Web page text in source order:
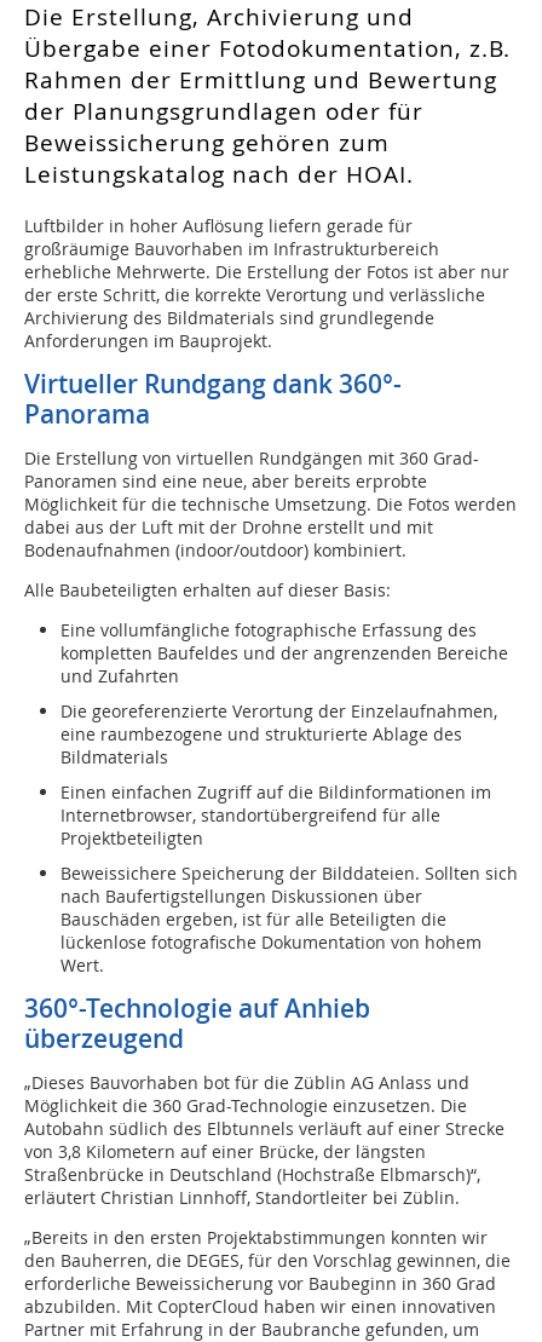
Die Erstellung, Archivierung und
Übergabe einer Fotodokumentation, z.B.
Rahmen der Ermittlung und Bewertung
der Planungsgrundlagen oder für
Beweissicherung gehören zum
Leistungskatalog nach der HOAI.
Luftbilder in hoher Auflösung liefern gerade für
großräumige Bauvorhaben im Infrastrukturbereich
erhebliche Mehrwerte. Die Erstellung der Fotos ist aber nur
der erste Schritt, die korrekte Verortung und verlässliche
Archivierung des Bildmaterials sind grundlegende
Anforderungen im Bauprojekt.
Virtueller Rundgang dank 360°-
Panorama
Die Erstellung von virtuellen Rundgängen mit 360 Grad-
Panoramen sind eine neue, aber bereits erprobte
Möglichkeit für die technische Umsetzung. Die Fotos werden
dabei aus der Luft mit der Drohne erstellt und mit
Bodenaufnahmen (indoor/outdoor) kombiniert.
Alle Baubeteiligten erhalten auf dieser Basis:
Eine vollumfängliche fotographische Erfassung des
kompletten Baufeldes und der angrenzenden Bereiche
und Zufahrten
Die georeferenzierte Verortung der Einzelaufnahmen,
eine raumbezogene und strukturierte Ablage des
Bildmaterials
Einen einfachen Zugriff auf die Bildinformationen im
Internetbrowser, standortübergreifend für alle
Projektbeteiligten
Beweissichere Speicherung der Bilddateien. Sollten sich
nach Baufertigstellungen Diskussionen über
Bauschäden ergeben, ist für alle Beteiligten die
lückenlose fotografische Dokumentation von hohem
Wert.
360°-Technologie auf Anhieb
überzeugend
„Dieses Bauvorhaben bot für die Züblin AG Anlass und
Möglichkeit die 360 Grad-Technologie einzusetzen. Die
Autobahn südlich des Elbtunnels verläuft auf einer Strecke
von 3,8 Kilometern auf einer Brücke, der längsten
Straßenbrücke in Deutschland (Hochstraße Elbmarsch)“,
erläutert Christian Linnhoff, Standortleiter bei Züblin.
„Bereits in den ersten Projektabstimmungen konnten wir
den Bauherren, die DEGES, für den Vorschlag gewinnen, die
erforderliche Beweissicherung vor Baubeginn in 360 Grad
abzubilden. Mit CopterCloud haben wir einen innovativen
Partner mit Erfahrung in der Baubranche gefunden, um